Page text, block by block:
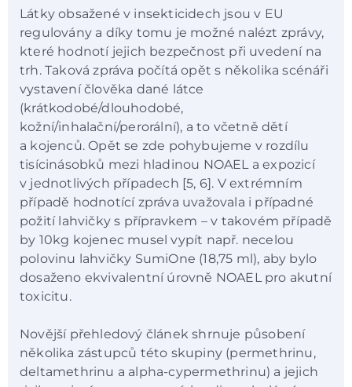
Látky obsažené v insekticidech jsou v EU
regulovány a díky tomu je možné nalézt zprávy,
které hodnotí jejich bezpečnost při uvedení na
trh. Taková zpráva počítá opět s několika scénáři
vystavení člověka dané látce
(krátkodobé/dlouhodobé,
kožní/inhalační/perorální), a to včetně dětí
a kojenců. Opět se zde pohybujeme v rozdílu
tisícinásobků mezi hladinou NOAEL a expozicí
v jednotlivých případech [5, 6]. V extrémním
případě hodnotící zpráva uvažovala i případné
požití lahvičky s přípravkem – v takovém případě
by 10kg kojenec musel vypít např. necelou
polovinu lahvičky SumiOne (18,75 ml), aby bylo
dosaženo ekvivalentní úrovně NOAEL pro akutní
toxicitu.
Novější přehledový článek shrnuje působení
několika zástupců této skupiny (permethrinu,
deltamethrinu a alpha-cypermethrinu) a jejich